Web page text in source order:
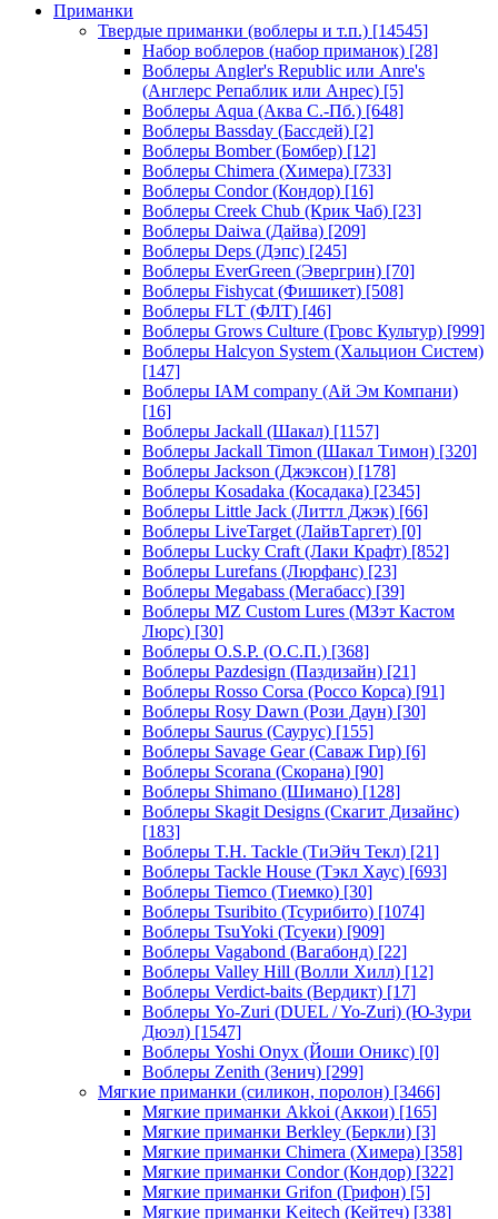
Приманки
Твердые приманки (воблеры и т.п.) [14545]
Набор воблеров (набор приманок) [28]
Воблеры Angler's Republic или Anre's
(Англерс Репаблик или Анрес) [5]
Воблеры Aqua (Аква С.-Пб.) [648]
Воблеры Bassday (Бассдей) [2]
Воблеры Bomber (Бомбер) [12]
Воблеры Chimera (Химера) [733]
Воблеры Condor (Кондор) [16]
Воблеры Creek Chub (Крик Чаб) [23]
Воблеры Daiwa (Дайва) [209]
Воблеры Deps (Дэпс) [245]
Воблеры EverGreen (Эвергрин) [70]
Воблеры Fishycat (Фишикет) [508]
Воблеры FLT (ФЛТ) [46]
Воблеры Grows Culture (Гровс Культур) [999]
Воблеры Halcyon System (Хальцион Систем)
[147]
Воблеры IAM company (Ай Эм Компани)
[16]
Воблеры Jackall (Шакал) [1157]
Воблеры Jackall Timon (Шакал Тимон) [320]
Воблеры Jackson (Джэксон) [178]
Воблеры Kosadaka (Косадака) [2345]
Воблеры Little Jack (Литтл Джэк) [66]
Воблеры LiveTarget (ЛайвТаргет) [0]
Воблеры Lucky Craft (Лаки Крафт) [852]
Воблеры Lurefans (Люрфанс) [23]
Воблеры Megabass (Мегабасс) [39]
Воблеры MZ Custom Lures (МЗэт Кастом
Люрс) [30]
Воблеры O.S.P. (О.С.П.) [368]
Воблеры Pazdesign (Паздизайн) [21]
Воблеры Rosso Corsa (Россо Корса) [91]
Воблеры Rosy Dawn (Рози Даун) [30]
Воблеры Saurus (Саурус) [155]
Воблеры Savage Gear (Саваж Гир) [6]
Воблеры Scorana (Скорана) [90]
Воблеры Shimano (Шимано) [128]
Воблеры Skagit Designs (Скагит Дизайнс)
[183]
Воблеры T.H. Tackle (ТиЭйч Текл) [21]
Воблеры Tackle House (Тэкл Хаус) [693]
Воблеры Tiemco (Тиемко) [30]
Воблеры Tsuribito (Тсурибито) [1074]
Воблеры TsuYoki (Тсуеки) [909]
Воблеры Vagabond (Вагабонд) [22]
Воблеры Valley Hill (Волли Хилл) [12]
Воблеры Verdict-baits (Вердикт) [17]
Воблеры Yo-Zuri (DUEL / Yo-Zuri) (Ю-Зури
Дюэл) [1547]
Воблеры Yoshi Onyx (Йоши Оникс) [0]
Воблеры Zenith (Зенич) [299]
Мягкие приманки (силикон, поролон) [3466]
Мягкие приманки Akkoi (Аккои) [165]
Мягкие приманки Berkley (Беркли) [3]
Мягкие приманки Chimera (Химера) [358]
Мягкие приманки Condor (Кондор) [322]
Мягкие приманки Grifon (Грифон) [5]
Мягкие приманки Keitech (Кейтеч) [338]